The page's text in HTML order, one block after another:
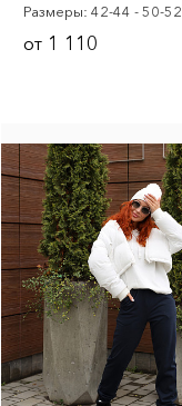
Размеры: 42-44 - 50-52
от1 110